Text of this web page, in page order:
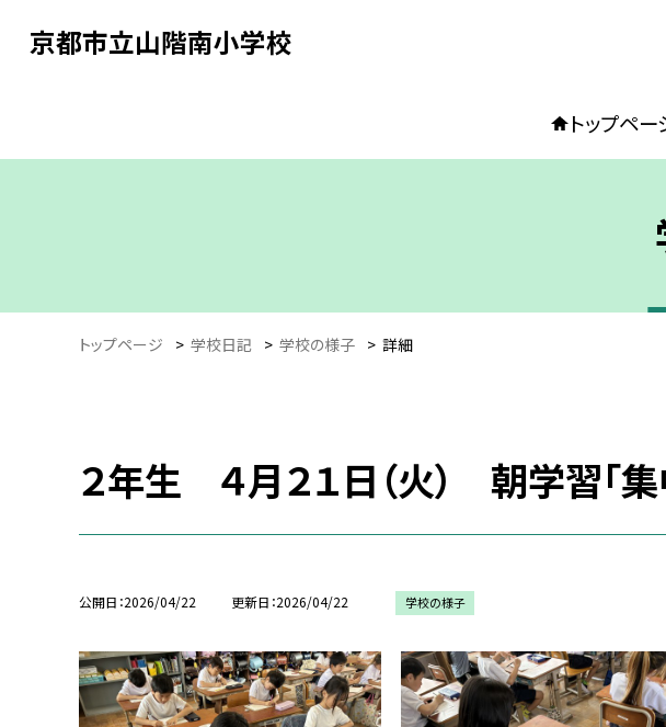
京都市立山階南小学校
トップペー
トップページ > 学校日記 > 学校の様子 > 詳細
２年生 ４月２１日（火） 朝学習「集
公開日 2026/04/22 更新日 2026/04/22 学校の様子